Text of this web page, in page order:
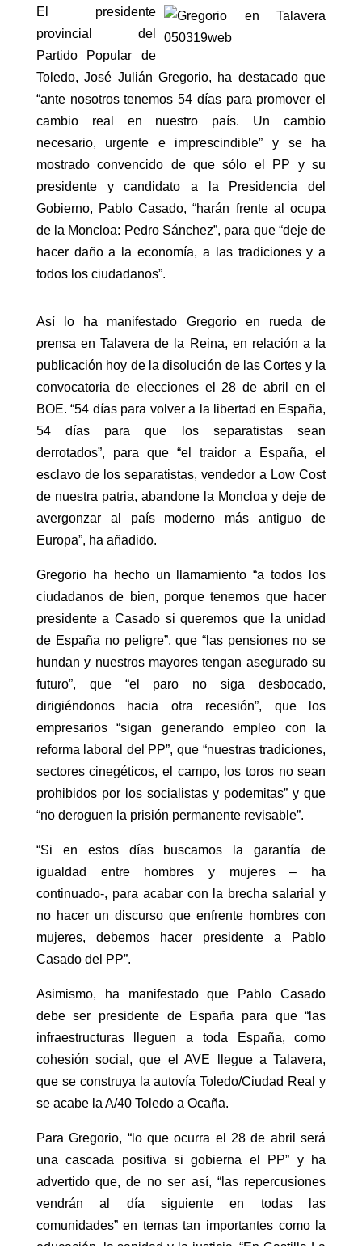
El presidente
provincial del
Partido Popular de
Toledo, José Julián Gregorio, ha destacado que
“ante nosotros tenemos 54 días para promover el
cambio real en nuestro país. Un cambio
necesario, urgente e imprescindible” y se ha
mostrado convencido de que sólo el PP y su
presidente y candidato a la Presidencia del
Gobierno, Pablo Casado, “harán frente al ocupa
de la Moncloa: Pedro Sánchez”, para que “deje de
hacer daño a la economía, a las tradiciones y a
todos los ciudadanos”.
Así lo ha manifestado Gregorio en rueda de
prensa en Talavera de la Reina, en relación a la
publicación hoy de la disolución de las Cortes y la
convocatoria de elecciones el 28 de abril en el
BOE. “54 días para volver a la libertad en España,
54 días para que los separatistas sean
derrotados”, para que “el traidor a España, el
esclavo de los separatistas, vendedor a Low Cost
de nuestra patria, abandone la Moncloa y deje de
avergonzar al país moderno más antiguo de
Europa”, ha añadido.
Gregorio ha hecho un llamamiento “a todos los
ciudadanos de bien, porque tenemos que hacer
presidente a Casado si queremos que la unidad
de España no peligre”, que “las pensiones no se
hundan y nuestros mayores tengan asegurado su
futuro”, que “el paro no siga desbocado,
dirigiéndonos hacia otra recesión”, que los
empresarios “sigan generando empleo con la
reforma laboral del PP”, que “nuestras tradiciones,
sectores cinegéticos, el campo, los toros no sean
prohibidos por los socialistas y podemitas” y que
“no deroguen la prisión permanente revisable”.
“Si en estos días buscamos la garantía de
igualdad entre hombres y mujeres – ha
continuado-, para acabar con la brecha salarial y
no hacer un discurso que enfrente hombres con
mujeres, debemos hacer presidente a Pablo
Casado del PP”.
Asimismo, ha manifestado que Pablo Casado
debe ser presidente de España para que “las
infraestructuras lleguen a toda España, como
cohesión social, que el AVE llegue a Talavera,
que se construya la autovía Toledo/Ciudad Real y
se acabe la A/40 Toledo a Ocaña.
Para Gregorio, “lo que ocurra el 28 de abril será
una cascada positiva si gobierna el PP” y ha
advertido que, de no ser así, “las repercusiones
vendrán al día siguiente en todas las
comunidades” en temas tan importantes como la